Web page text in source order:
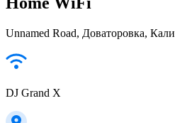
Unnamed Road, Доваторовка,
DJ Grand X